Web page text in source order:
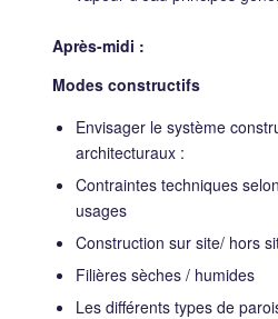
Après-midi :
Modes constructifs
Envisager le système
architecturaux :
Contraintes techniques
usages
Construction sur site/ hors
Filières sèches / humides
Les différents types de